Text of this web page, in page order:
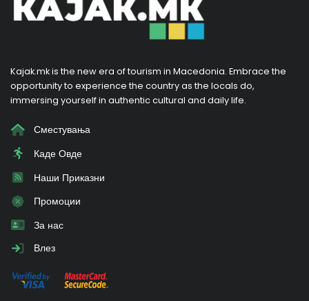
Kajak.mk is the new era of tourism in Macedonia. Embrace the
opportunity to experience the country as the locals do,
immersing yourself in authentic cultural and daily life.
Сместувања
Каде Овде
Наши Приказни
Промоции
За нас
Влез